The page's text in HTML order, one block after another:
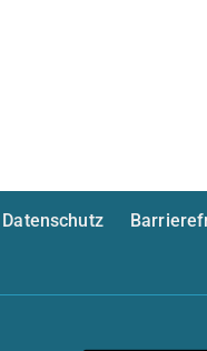
Datenschutz